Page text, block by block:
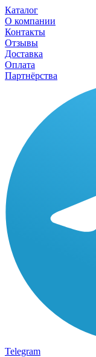
Каталог
О компании
Контакты
Отзывы
Доставка
Оплата
Партнёрства
Telegram